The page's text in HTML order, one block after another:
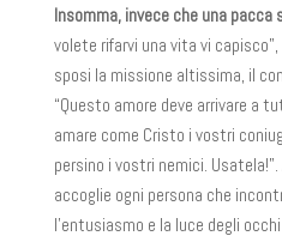
Insomma, invece che una pacca
volete rifarvi una vita vi
sposi la missione altissima, il
“Questo amore deve arrivare a
amare come Cristo i vostri
persino i vostri nemici.
accoglie ogni persona che
l’entusiasmo e la luce degli